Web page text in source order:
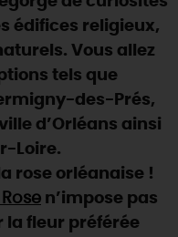
END
édifices religieux,
Vous allez
tels que
des-Prés,
d’Orléans ainsi
Loire.
rose orléanaise !
n’impose pas
la fleur préférée